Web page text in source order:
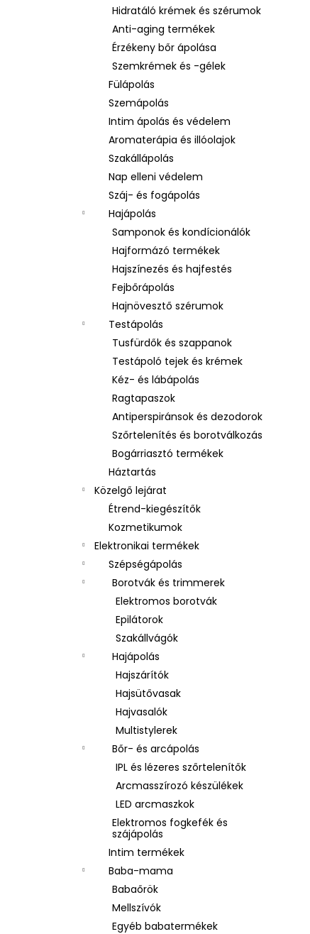
Hidratáló krémek és szérumok
Anti-aging termékek
Érzékeny bőr ápolása
Szemkrémek és -gélek
Fülápolás
Szemápolás
Intim ápolás és védelem
Aromaterápia és illóolajok
Szakállápolás
Nap elleni védelem
Száj- és fogápolás
Hajápolás
Samponok és kondícionálók
Hajformázó termékek
Hajszínezés és hajfestés
Fejbőrápolás
Hajnövesztő szérumok
Testápolás
Tusfürdők és szappanok
Testápoló tejek és krémek
Kéz- és lábápolás
Ragtapaszok
Antiperspiránsok és dezodorok
Szőrtelenítés és borotválkozás
Bogárriasztó termékek
Háztartás
Közelgő lejárat
Étrend-kiegészítők
Kozmetikumok
Elektronikai termékek
Szépségápolás
Borotvák és trimmerek
Elektromos borotvák
Epilátorok
Szakállvágók
Hajápolás
Hajszárítók
Hajsütővasak
Hajvasalók
Multistylerek
Bőr- és arcápolás
IPL és lézeres szőrtelenítők
Arcmasszírozó készülékek
LED arcmaszkok
Elektromos fogkefék és
szájápolás
Intim termékek
Baba-mama
Babaőrök
Mellszívók
Egyéb babatermékek